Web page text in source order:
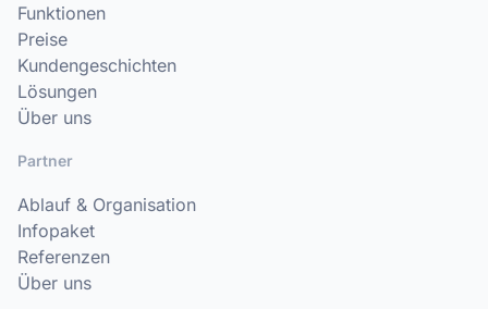
Funktionen
Preise
Kundengeschichten
Lösungen
Über uns
Partner
Ablauf & Organisation
Infopaket
Referenzen
Über uns